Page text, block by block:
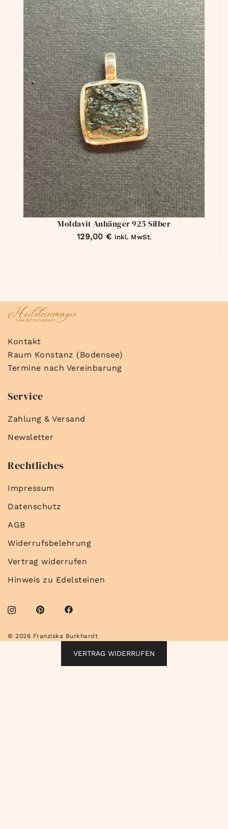
Moldavit Anhänger 925 Silber
129,00 € inkl. MwSt.
Kontakt
Raum Konstanz (Bodensee)
Termine nach Vereinbarung
Service
Zahlung & Versand
Newsletter
Rechtliches
Impressum
Datenschutz
AGB
Widerrufsbelehrung
Vertrag widerrufen
Hinweis zu Edelsteinen
© 2026 Franziska Burkhardt
VERTRAG WIDERRUFEN